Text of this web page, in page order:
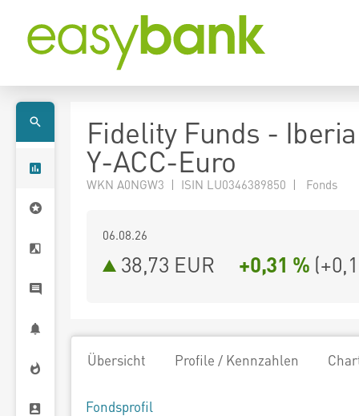
Fidelity Funds -
Y-ACC-Euro
WKN A0NGW3 | ISIN LU0346389850 | Fonds
06.08.26
38,73 EUR +0,31 % (
Übersicht Profile / Kennzahlen
Fondsprofil